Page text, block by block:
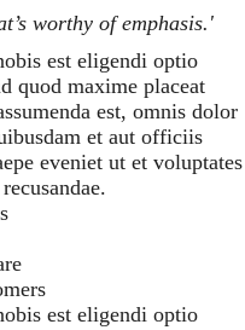
worthy of emphasis.'
est eligendi optio
quod maxime placeat
est, omnis dolor
et aut officiis
eveniet ut et voluptates
est eligendi optio